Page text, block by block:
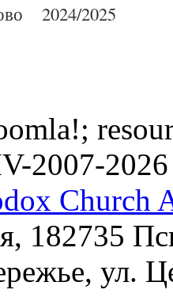
2024/2025
2007-2026
Church
182735
ул.